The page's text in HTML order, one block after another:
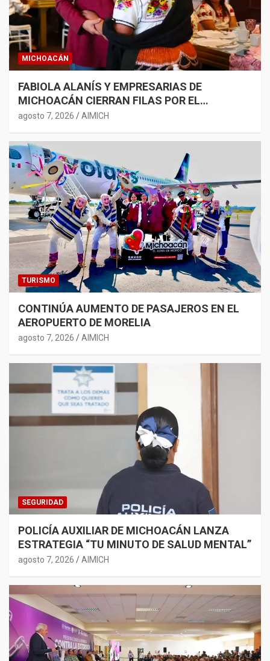
MICHOACÁN
FABIOLA ALANÍS Y EMPRESARIAS DE
MICHOACÁN CIERRAN FILAS POR EL
DESARROLLO CON PERSPECTIVA DE GÉNERO
agosto 7, 2026 AIMICH
TURISMO
CONTINÚA AUMENTO DE PASAJEROS EN EL
AEROPUERTO DE MORELIA
agosto 7, 2026 AIMICH
SEGURIDAD
POLICÍA AUXILIAR DE MICHOACÁN LANZA
ESTRATEGIA “TU MINUTO DE SALUD MENTAL”
agosto 7, 2026 AIMICH